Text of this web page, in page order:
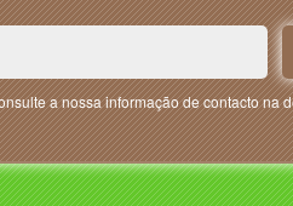
a nossa informação de contacto na